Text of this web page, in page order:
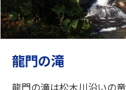
龍門の滝
龍門の滝は松木川沿いの